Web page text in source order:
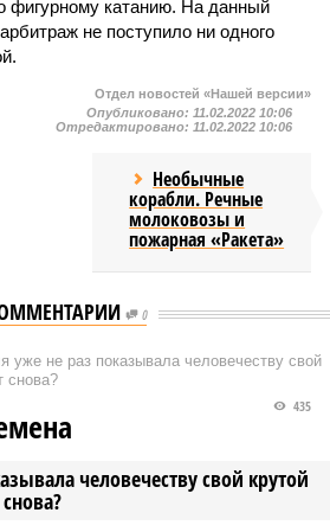
фигурному катанию. На данный
не поступило ни одного
Отдел новостей «Нашей версии»
Опубликовано: 11.02.2022 10:06
Отредактировано: 11.02.2022 10:06
Необычные
корабли. Речные
молоковозы и
пожарная «Ракета»
0
уже не раз показывала человечеству свой
снова?
человечеству свой крутой
435